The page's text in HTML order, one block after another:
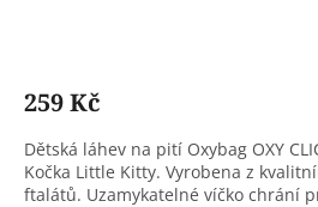
259 Kč
Dětská láhev na pití Oxybag OXY
Kočka Little Kitty. Vyrobena z
ftalátů. Uzamykatelné víčko chrání